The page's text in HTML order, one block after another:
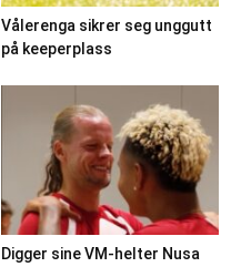
Vålerenga sikrer seg unggutt
på keeperplass
Digger sine VM-helter Nusa